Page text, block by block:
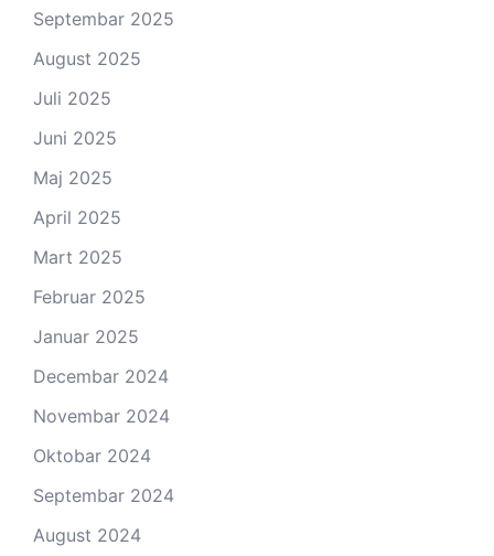
Septembar 2025
August 2025
Juli 2025
Juni 2025
Maj 2025
April 2025
Mart 2025
Februar 2025
Januar 2025
Decembar 2024
Novembar 2024
Oktobar 2024
Septembar 2024
August 2024